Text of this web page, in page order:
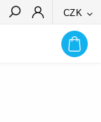
CZK
HLEDAT